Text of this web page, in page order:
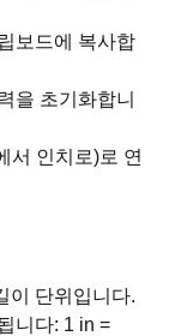
보드에 복사합
을 초기화합니
서 인치로)로 연
이 단위입니다.
니다: 1 in =